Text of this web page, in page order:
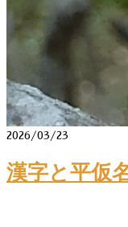
2026/03/23
漢字と平仮